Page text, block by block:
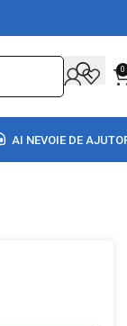
0
AI NEVOIE DE